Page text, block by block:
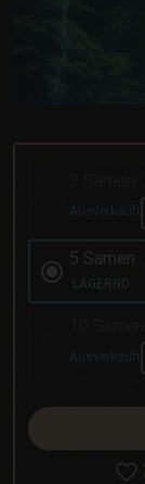
Ausverkauft
5 Samen
LAGERND
Ausverkauft